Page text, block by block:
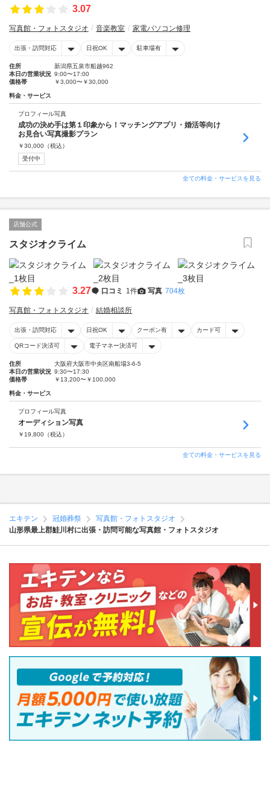
3.07
写真館・フォトスタジオ 音楽教室 家電パソコン修理
出張・訪問対応 日祝OK 駐車場有
住所
新潟県五泉市船越962
本日の営業状況 9:00〜17:00
価格帯
￥3,000〜￥30,000
料金・サービス
プロフィール写真
成功の決め手は第１印象から！マッチングアプリ・婚活等向け
お見合い写真撮影プラン
￥30,000 （税込）
受付中
全ての料金・サービスを見る
店舗公式
スタジオクライム
3.27 口コミ 1件 写真 704枚
写真館・フォトスタジオ 結婚相談所
出張・訪問対応 日祝OK クーポン有 カード可
QRコード決済可 電子マネー決済可
住所
大阪府大阪市中央区南船場3-6-5
本日の営業状況 9:30〜17:30
価格帯
￥13,200〜￥100,000
料金・サービス
プロフィール写真
オーディション写真
￥ 19,800 （税込）
全ての料金・サービスを見る
エキテン 冠婚葬祭
写真館・フォトスタジオ
山形県最上郡鮭川村に出張・訪問可能な写真館・フォトスタジオ